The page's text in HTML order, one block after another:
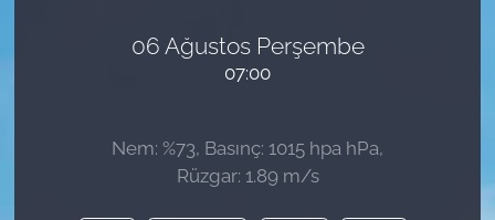
06 Ağustos Perşembe
07:00
Nem: %73, Basınç: 1015 hpa hPa,
Rüzgar: 1.89 m/s